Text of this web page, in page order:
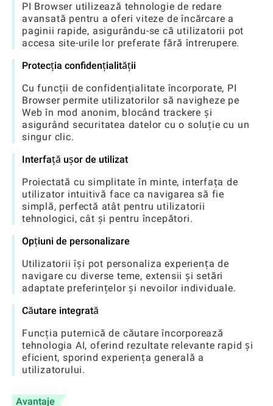
PI Browser utilizează tehnologie de redare
avansată pentru a oferi viteze de încărcare a
paginii rapide, asigurându-se că utilizatorii pot
accesa site-urile lor preferate fără întrerupere.
Protecția confidențialității
Cu funcții de confidențialitate încorporate, PI
Browser permite utilizatorilor să navigheze pe
Web în mod anonim, blocând trackere și
asigurând securitatea datelor cu o soluție cu un
singur clic.
Interfață ușor de utilizat
Proiectată cu simplitate în minte, interfața de
utilizator intuitivă face ca navigarea să fie
simplă, perfectă atât pentru utilizatorii
tehnologici, cât și pentru începători.
Opțiuni de personalizare
Utilizatorii își pot personaliza experiența de
navigare cu diverse teme, extensii și setări
adaptate preferințelor și nevoilor individuale.
Căutare integrată
Funcția puternică de căutare încorporează
tehnologia AI, oferind rezultate relevante rapid și
eficient, sporind experiența generală a
utilizatorului.
Avantaje